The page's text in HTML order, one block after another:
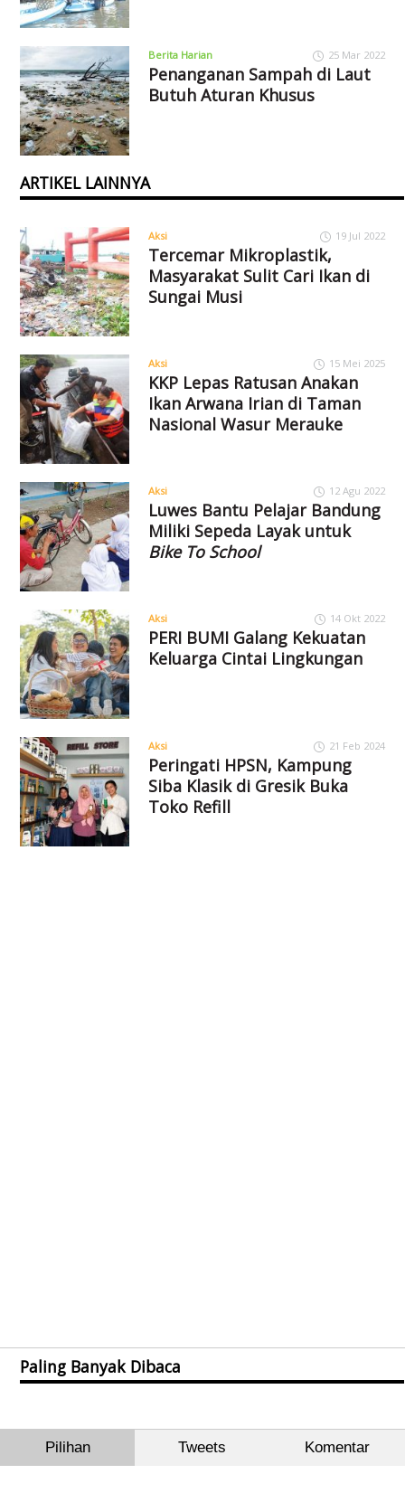
Berita Harian 25 Mar 2022
Penanganan Sampah di Laut
Butuh Aturan Khusus
ARTIKEL LAINNYA
Aksi 19 Jul 2022
Tercemar Mikroplastik,
Masyarakat Sulit Cari Ikan di
Sungai Musi
Aksi 15 Mei 2025
KKP Lepas Ratusan Anakan
Ikan Arwana Irian di Taman
Nasional Wasur Merauke
Aksi 12 Agu 2022
Luwes Bantu Pelajar Bandung
Miliki Sepeda Layak untuk
Bike To School
Aksi 14 Okt 2022
PERI BUMI Galang Kekuatan
Keluarga Cintai Lingkungan
Aksi 21 Feb 2024
Peringati HPSN, Kampung
Siba Klasik di Gresik Buka
Toko Refill
Paling Banyak Dibaca
Pilihan Tweets Komentar